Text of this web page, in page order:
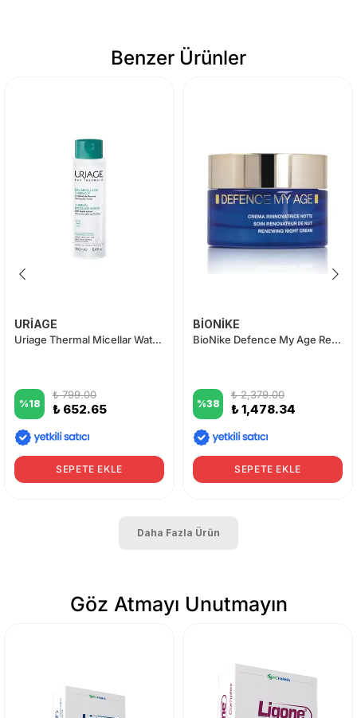
Benzer Ürünler
URİAGE
Uriage Thermal Micellar Water Yağlı ve Karma Ciltler 250 ml
%18
₺ 799.00
₺ 652.65
SEPETE EKLE
BİONİKE
BioNike Defence My Age Renewing Night Cream 50 ml
%38
₺ 2,379.00
₺ 1,478.34
SEPETE EKLE
Daha Fazla Ürün
Göz Atmayı Unutmayın